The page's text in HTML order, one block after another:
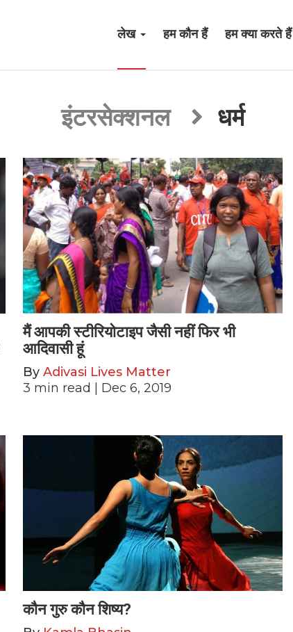
लेख हम कौन हैं हम क्या करते हैं
इंटरसेक्शनल धर्म
मैं आपकी स्टीरियोटाइप जैसी नहीं फिर भी
आदिवासी हूं
ByAdivasi Lives Matter
3 min read | Dec 6, 2019
कौन गुरु कौन शिष्य?